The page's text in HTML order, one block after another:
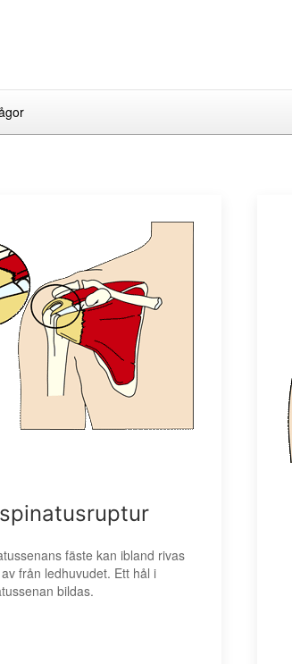
fäste kan ibland rivas
från ledhuvudet. Ett hål i
bildas.